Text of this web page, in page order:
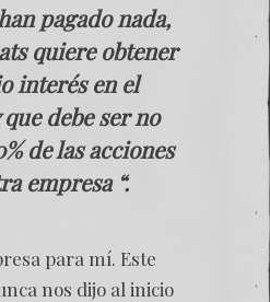
pagado nada,
quiere obtener
interés en el
debe ser no
de las acciones
empresa “.
para mí. Este
nos dijo al inicio